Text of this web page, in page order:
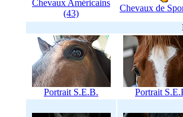
Chevaux Américains
(43)
Chevaux de
Portrait S.E.B. Portrait